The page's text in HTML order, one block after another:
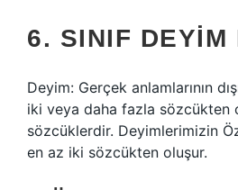
6. SINIF DEYIM
Deyim: Gerçek anlamlarının
iki veya daha fazla sözcükten
sözcüklerdir. Deyimlerimizin
en az iki sözcükten oluşur.